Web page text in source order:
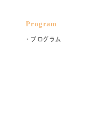
Program
プログラム